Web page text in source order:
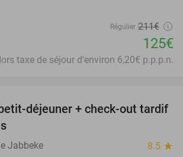
Régulier 211€
125€
taxe de séjour d'environ 6,20€ p.p.p.n.
48%
déjeuner + check-out tardif
Jabbeke 8.5 star